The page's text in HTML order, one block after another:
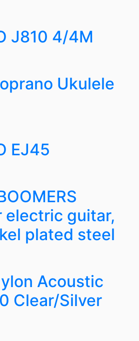
J810 4/4M
Ukulele
EJ45
electric guitar,
plated steel
Acoustic
Clear/Silver